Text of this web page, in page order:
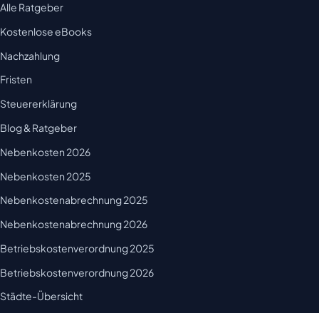
Alle Ratgeber
Kostenlose eBooks
Nachzahlung
Fristen
Steuererklärung
Blog & Ratgeber
Nebenkosten 2026
Nebenkosten 2025
Nebenkostenabrechnung 2025
Nebenkostenabrechnung 2026
Betriebskostenverordnung 2025
Betriebskostenverordnung 2026
Städte-Übersicht